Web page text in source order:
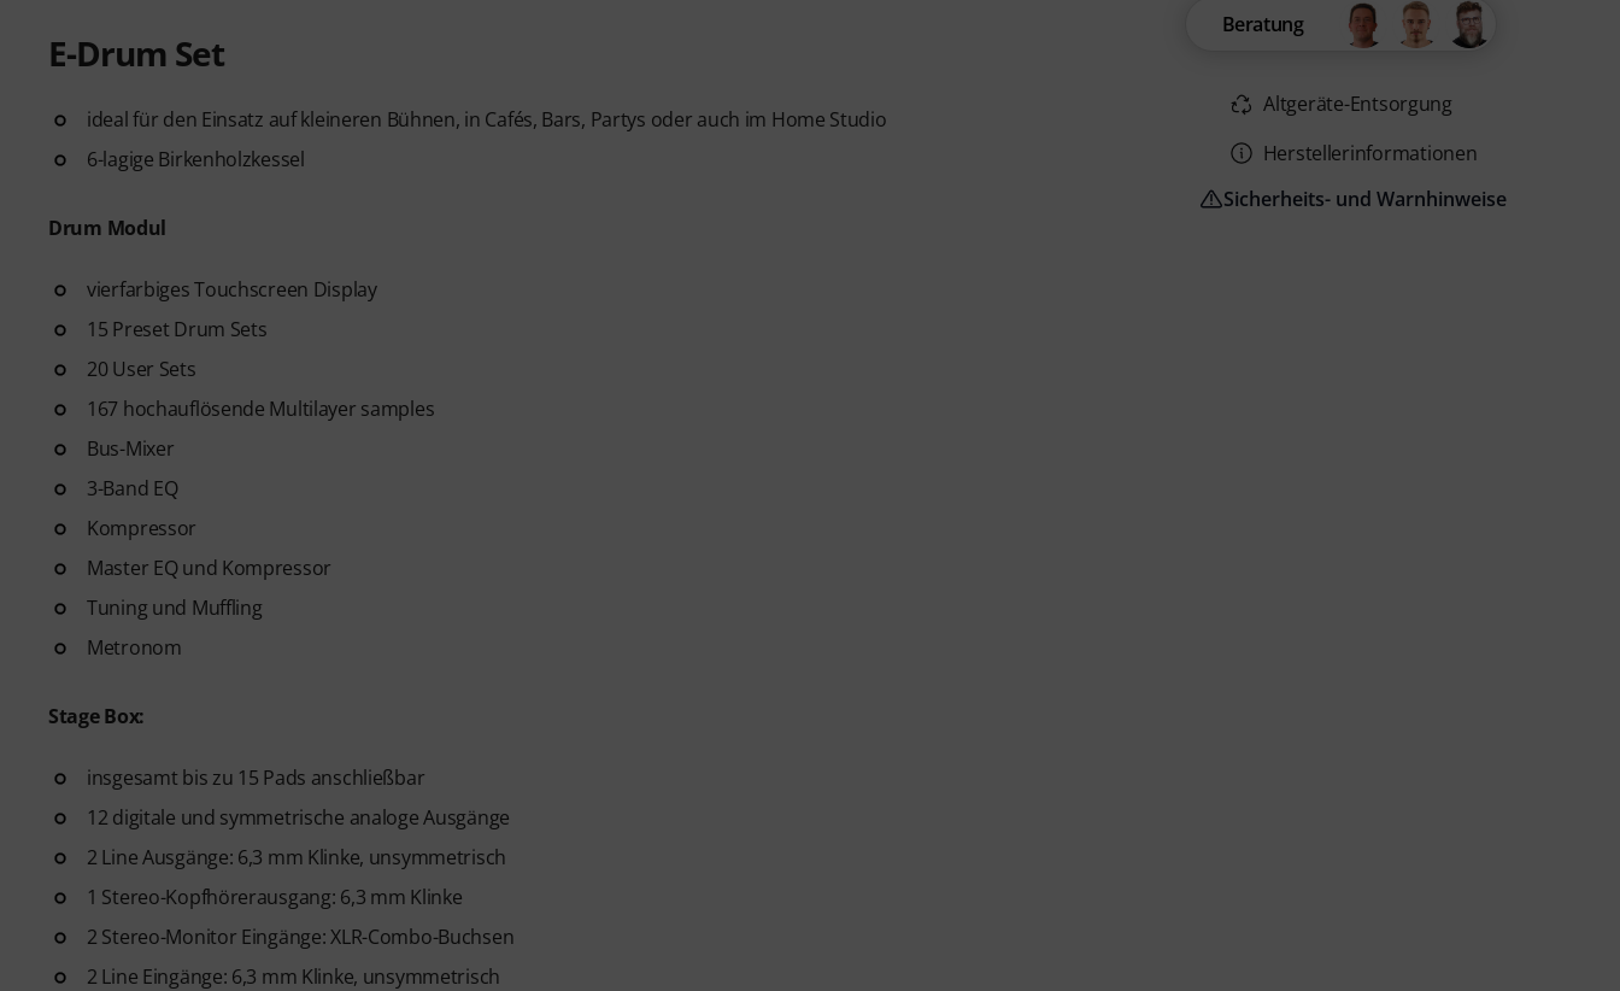
E-Drum Set
ideal für den Einsatz auf kleineren Bühnen, in Cafés, Bars, Partys oder auch im Home Studio
6-lagige Birkenholzkessel
Drum Modul
vierfarbiges Touchscreen Display
15 Preset Drum Sets
20 User Sets
167 hochauflösende Multilayer samples
Bus-Mixer
3-Band EQ
Kompressor
Master EQ und Kompressor
Tuning und Muffling
Metronom
Stage Box:
insgesamt bis zu 15 Pads anschließbar
12 digitale und symmetrische analoge Ausgänge
2 Line Ausgänge: 6,3 mm Klinke, unsymmetrisch
1 Stereo-Kopfhörerausgang: 6,3 mm Klinke
2 Stereo-Monitor Eingänge: XLR-Combo-Buchsen
2 Line Eingänge: 6,3 mm Klinke, unsymmetrisch
Beratung
Altgeräte-Entsorgung
Herstellerinformationen
Sicherheits- und Warnhinweise